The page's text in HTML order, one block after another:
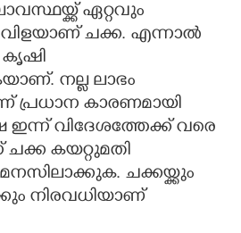
ഏറ്റവും
ചക്ക. എന്നാൽ
കൃഷി
നല്ല ലാഭം
പ്രധാന കാരണമായി
വിദേശത്തേക്ക് വരെ
ചക്ക കയറ്റുമതി
ചക്കയ്ക്കും
നിരവധിയാണ്